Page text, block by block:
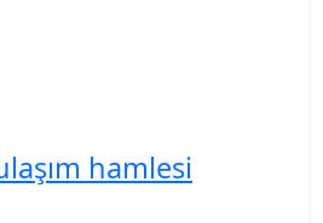
hamlesi